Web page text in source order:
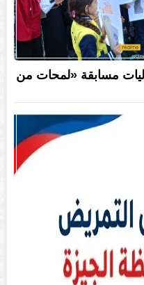
مسابقة «لمحات من